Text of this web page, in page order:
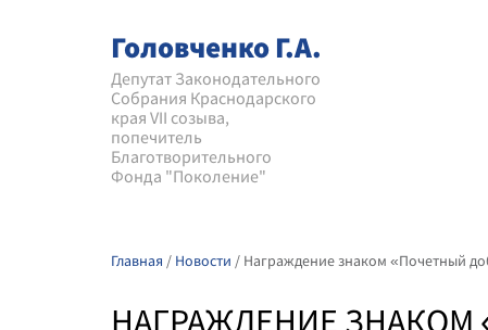
Головченко Г.А.
Депутат Законодательного
Собрания Краснодарского
края VII созыва,
попечитель
Благотворительного
Фонда "Поколение"
Главная / Новости / Награждение знаком «Почетный
НАГРАЖДЕНИЕ